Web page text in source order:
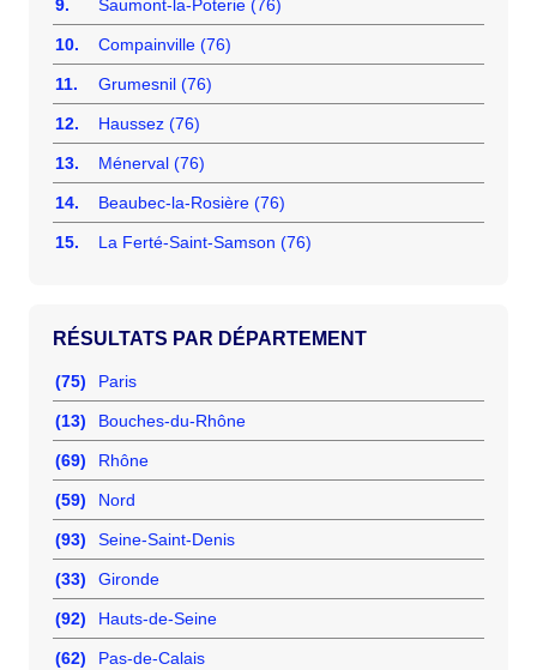
9. Saumont-la-Poterie (76)
10. Compainville (76)
11. Grumesnil (76)
12. Haussez (76)
13. Ménerval (76)
14. Beaubec-la-Rosière (76)
15. La Ferté-Saint-Samson (76)
RÉSULTATS PAR DÉPARTEMENT
(75) Paris
(13) Bouches-du-Rhône
(69) Rhône
(59) Nord
(93) Seine-Saint-Denis
(33) Gironde
(92) Hauts-de-Seine
(62) Pas-de-Calais